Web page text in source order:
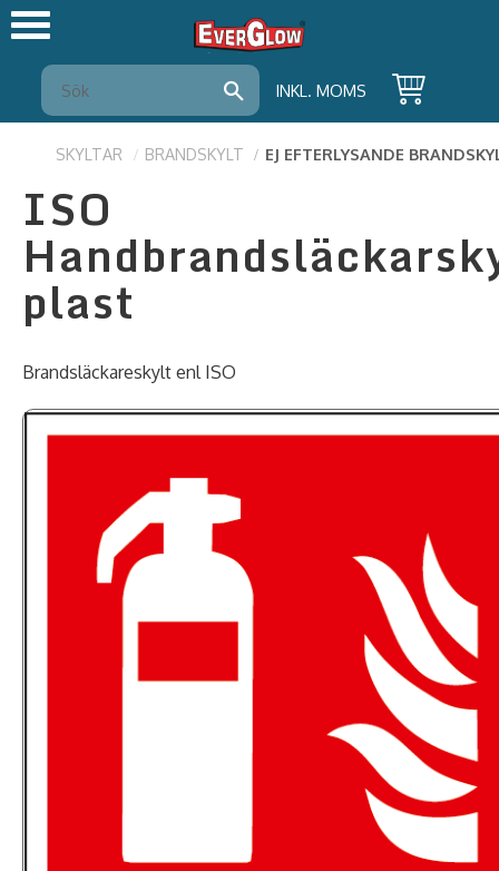
INKL. MOMS
SKYLTAR BRANDSKYLT EJ EFTERLYSANDE
ISO
plast
Brandsläckareskylt enl ISO